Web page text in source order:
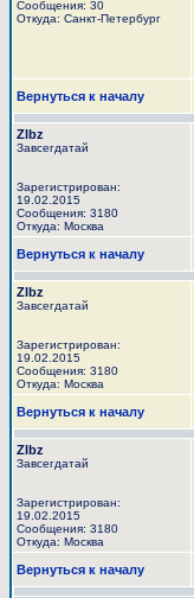
Сообщения: 30
Откуда: Санкт-Петербург
Вернуться к началу
Zlbz
Завсегдатай
Зарегистрирован:
19.02.2015
Сообщения: 3180
Откуда: Москва
Вернуться к началу
Zlbz
Завсегдатай
Зарегистрирован:
19.02.2015
Сообщения: 3180
Откуда: Москва
Вернуться к началу
Zlbz
Завсегдатай
Зарегистрирован:
19.02.2015
Сообщения: 3180
Откуда: Москва
Вернуться к началу